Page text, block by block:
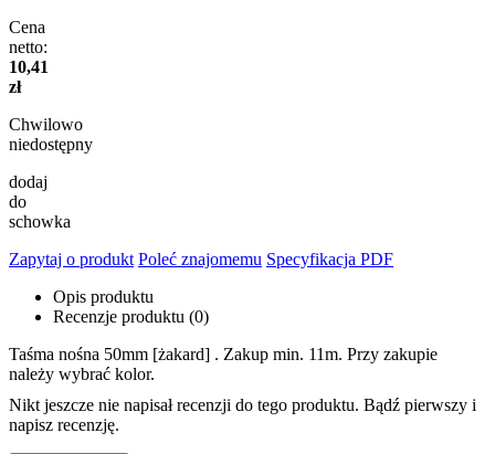
Cena
netto:
10,41
zł
Chwilowo
niedostępny
dodaj
do
schowka
Zapytaj o produkt Poleć znajomemu Specyfikacja PDF
Opis produktu
Recenzje produktu (0)
Taśma nośna 50mm [żakard] . Zakup min. 11m. Przy zakupie
należy wybrać kolor.
Nikt jeszcze nie napisał recenzji do tego produktu. Bądź pierwszy i
napisz recenzję.